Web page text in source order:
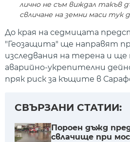
лично не съм виждал такъв
свличане на земни маси тук
До края на седмицата
"Геозащита" ще направят
изследвания на терена и
аварийно-укрепителни
пряк риск за къщите в
СВЪРЗАНИ СТАТИИ:
Пороен дъжд
свлачище при